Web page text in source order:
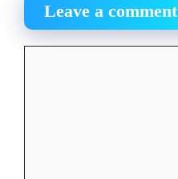
Leave a comment